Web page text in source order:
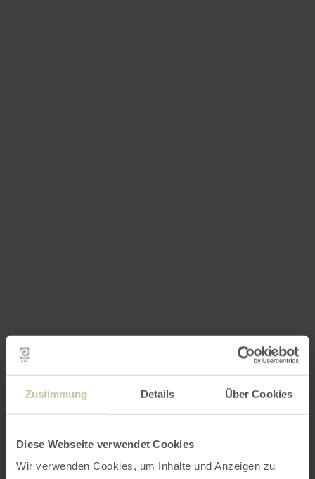
Zustimmung Details Über Cookies
Diese Webseite verwendet Cookies
Wir verwenden Cookies, um Inhalte und Anzeigen zu